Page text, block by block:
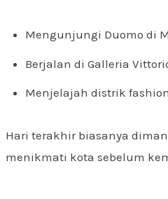
Mengunjungi Duomo di
Berjalan di Galleria
Menjelajah distrik
Hari terakhir biasanya
menikmati kota sebelum